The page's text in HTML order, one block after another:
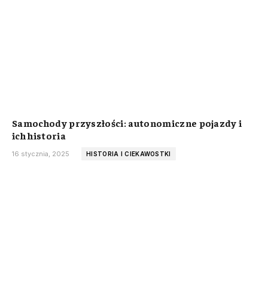
Samochody przyszłości: autonomiczne pojazdy i
ich historia
16 stycznia, 2025 HISTORIA I CIEKAWOSTKI